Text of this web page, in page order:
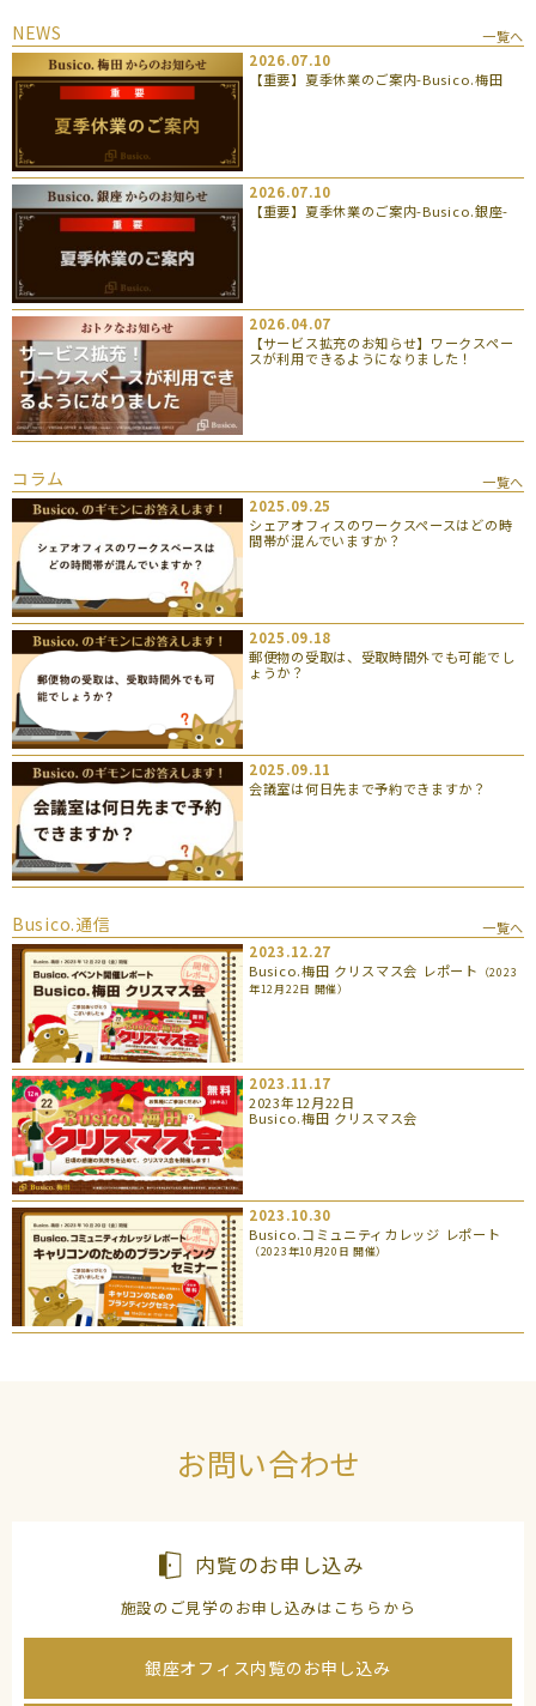
NEWS
一覧へ
2026.07.10
【重要】夏季休業のご案内-Busico.梅田
2026.07.10
【重要】夏季休業のご案内-Busico.銀座-
2026.04.07
【サービス拡充のお知らせ】ワークスペー
スが利用できるようになりました！
コラム
一覧へ
2025.09.25
シェアオフィスのワークスペースはどの時
間帯が混んでいますか？
2025.09.18
郵便物の受取は、受取時間外でも可能でし
ょうか？
2025.09.11
会議室は何日先まで予約できますか？
Busico.通信
一覧へ
2023.12.27
Busico.梅田 クリスマス会 レポート
（2023
年12月22日 開催）
2023.11.17
2023年12月22日
Busico.梅田 クリスマス会
2023.10.30
Busico.コミュニティカレッジ レポート
（2023年10月20日 開催）
お問い合わせ
内覧のお申し込み
施設のご見学のお申し込みはこちらから
銀座オフィス内覧のお申し込み